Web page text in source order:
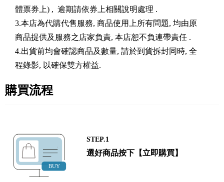
體票券上) , 逾期請依券上相關說明處理 .
3.本店為代購代售服務, 商品使用上所有問題, 均由原
商品提供及服務之店家負責, 本店恕不負連帶責任 .
4.出貨前均會確認商品及數量, 請於到貨拆封同時, 全
程錄影, 以確保雙方權益.
購買流程
STEP.1
選好商品按下【立即購買】